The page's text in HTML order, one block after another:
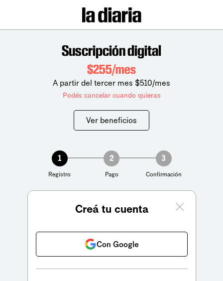
Suscripción digital
$255/mes
A partir del tercer mes $510/mes
Podés cancelar cuando quieras
Ver beneficios
1
Registro
2
Pago
3
Confirmación
Creá tu cuenta
Con Google